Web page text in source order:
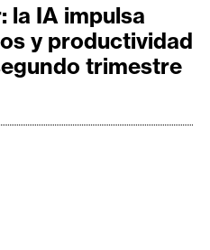
la IA impulsa
y productividad
trimestre